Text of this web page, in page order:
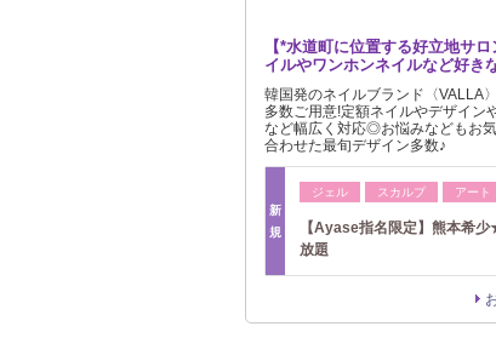
【*水道町に位置する好立地サ
イルやワンホンネイルなど好き
韓国発のネイルブランド〈VALLA
多数ご用意!定額ネイルやデザイン
など幅広く対応◎お悩みなどもお
合わせた最旬デザイン多数♪
新
規
ジェル スカルプ アート
【Ayase指名限定】熊本希
放題